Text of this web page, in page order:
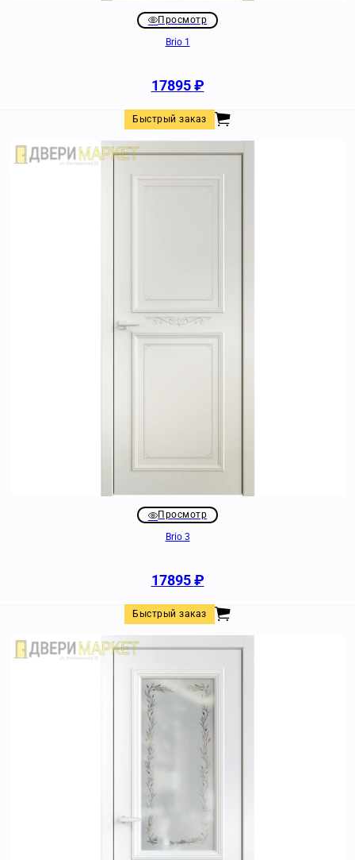
Просмотр
Brio 1
17895₽
Быстрый заказ
Просмотр
Brio 3
17895₽
Быстрый заказ